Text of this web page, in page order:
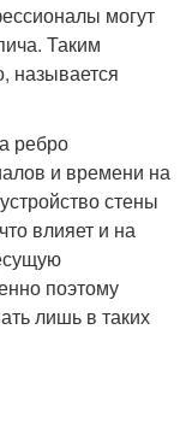
могут
Таким
называется
ребро
и времени на
стены
влияет и на
поэтому
лишь в таких